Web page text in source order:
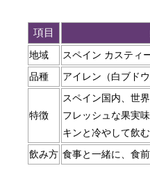
項目
地域 スペイン カスティ
品種 アイレン（白ブドウ
特徴
スペイン国内、世
フレッシュな果実
キンと冷やして飲
飲み方 食事と一緒に、食